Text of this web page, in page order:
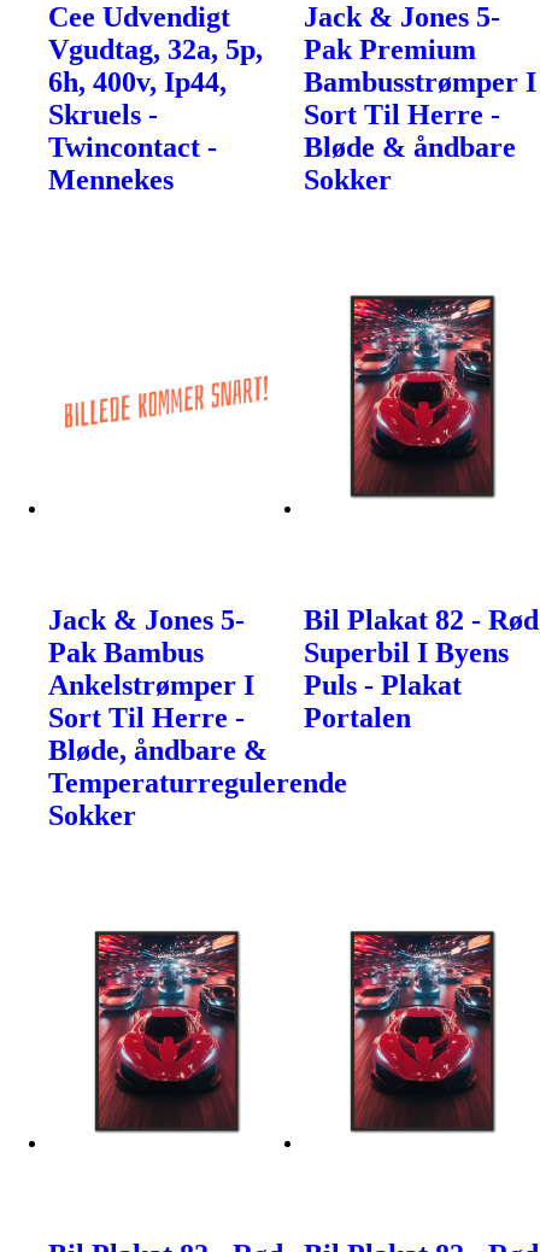
Cee Udvendigt
Vgudtag, 32a, 5p,
6h, 400v, Ip44,
Skruels -
Twincontact -
Mennekes
Jack & Jones 5-
Pak Premium
Bambusstrømper I
Sort Til Herre -
Bløde & åndbare
Sokker
Jack & Jones 5-
Pak Bambus
Ankelstrømper I
Sort Til Herre -
Bløde, åndbare &
Temperaturregulerende
Sokker
Bil Plakat 82 - Rød
Superbil I Byens
Puls - Plakat
Portalen